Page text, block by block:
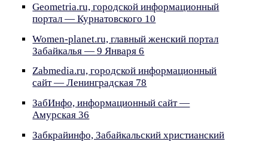
Geometria.ru, городской информационный
портал — Курнатовского 10
Women-planet.ru, главный женский портал
Забайкалья — 9 Января 6
Zabmedia.ru, городской информационный
сайт — Ленинградская 78
ЗабИнфо, информационный сайт —
Амурская 36
Забкрайинфо, Забайкальский христианский